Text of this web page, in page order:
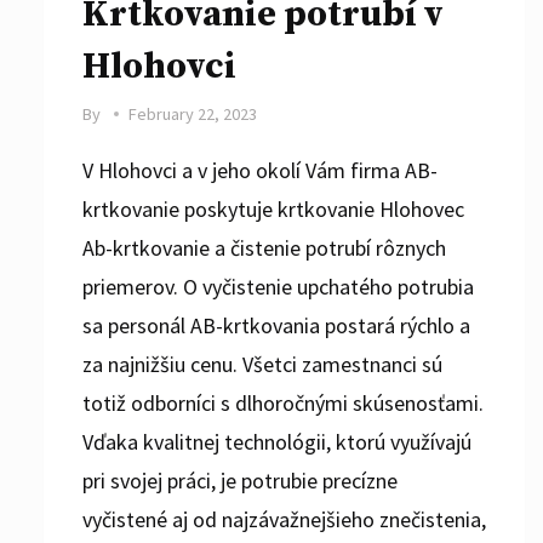
Krtkovanie potrubí v
Hlohovci
By February 22, 2023
V Hlohovci a v jeho okolí Vám firma AB-
krtkovanie poskytuje krtkovanie Hlohovec
Ab-krtkovanie a čistenie potrubí rôznych
priemerov. O vyčistenie upchatého potrubia
sa personál AB-krtkovania postará rýchlo a
za najnižšiu cenu. Všetci zamestnanci sú
totiž odborníci s dlhoročnými skúsenosťami.
Vďaka kvalitnej technológii, ktorú využívajú
pri svojej práci, je potrubie precízne
vyčistené aj od najzávažnejšieho znečistenia,